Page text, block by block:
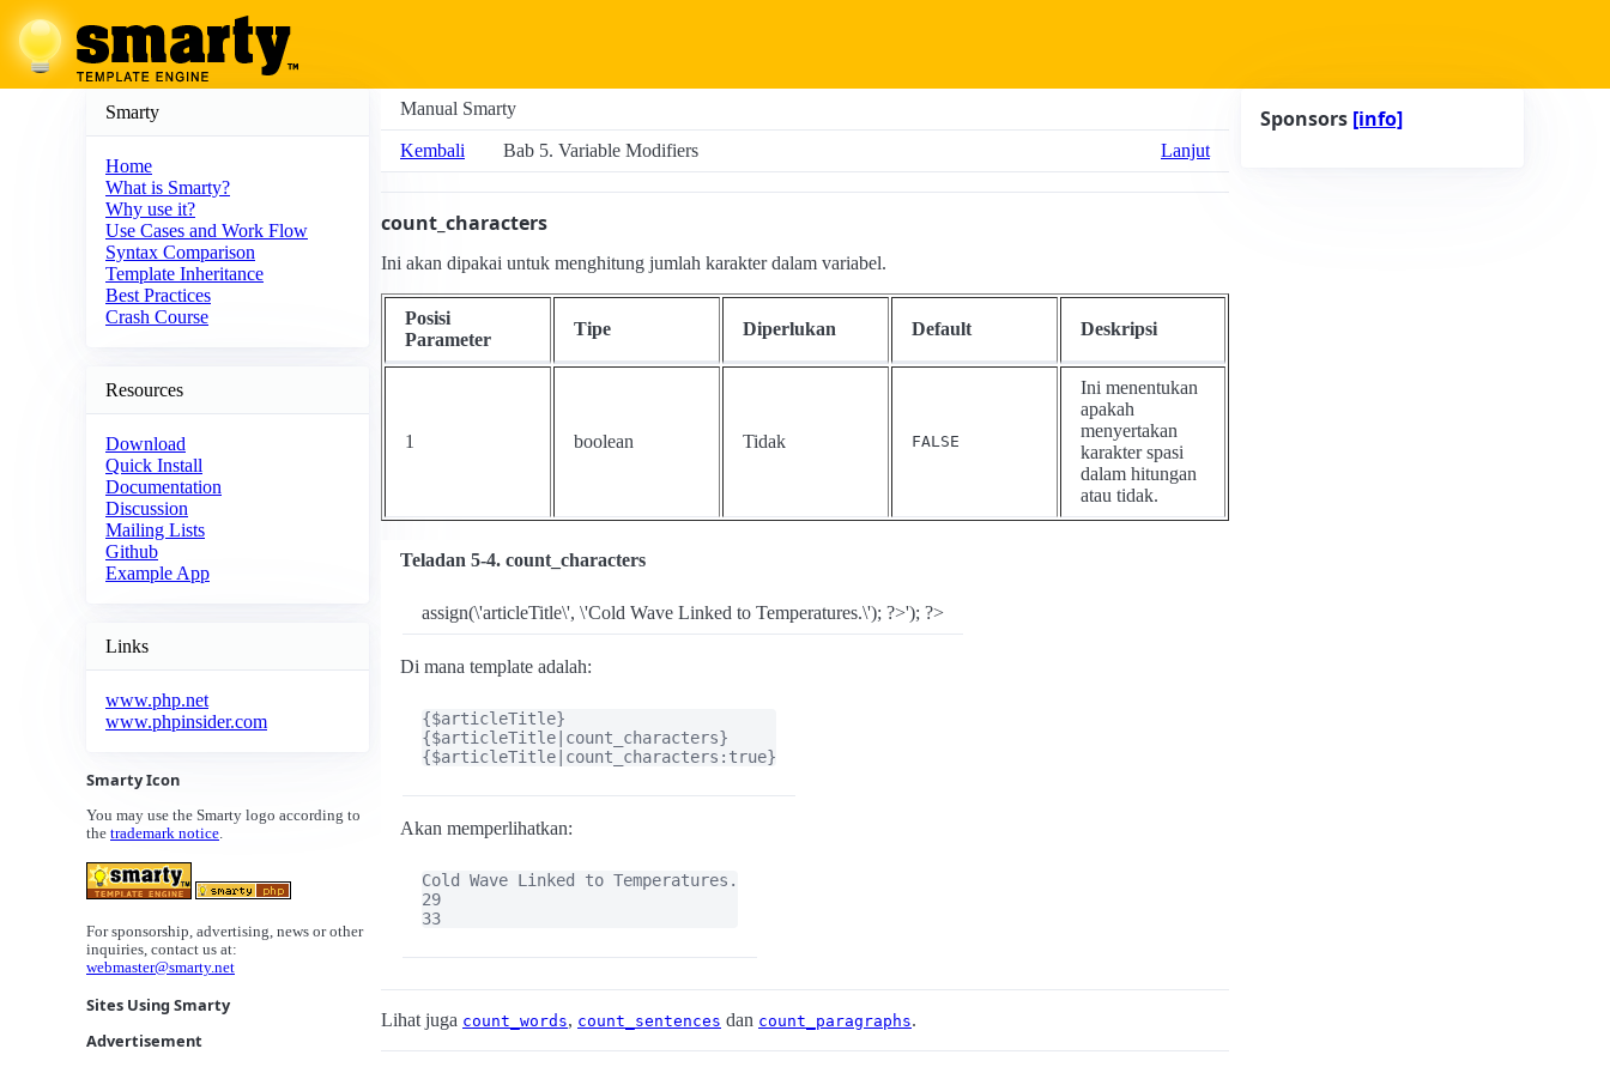
Smarty
Home
What is Smarty?
Why use it?
Use Cases and Work Flow
Syntax Comparison
Template Inheritance
Best Practices
Crash Course
Resources
Download
Quick Install
Documentation
Discussion
Mailing Lists
Github
Example App
Links
www.php.net
www.phpinsider.com
Smarty Icon
You may use the Smarty logo according to
the trademark notice.
For sponsorship, advertising, news or other
inquiries, contact us at:
webmaster@smarty.net
Sites Using Smarty
Advertisement
Manual Smarty
Kembali Bab 5. Variable Modifiers Lanjut
count_characters
Ini akan dipakai untuk menghitung jumlah karakter dalam variabel.
Posisi
Parameter
Tipe Diperlukan Default Deskripsi
1 boolean Tidak FALSE
Ini menentukan
apakah
menyertakan
karakter spasi
dalam hitungan
atau tidak.
Teladan 5-4. count_characters
assign(\'articleTitle\', \'Cold Wave Linked to Temperatures.\'); ?>'); ?>
Di mana template adalah:
{$articleTitle}
{$articleTitle|count_characters}
{$articleTitle|count_characters:true}
Akan memperlihatkan:
Cold Wave Linked to Temperatures.
29
33
Lihat juga count_words, count_sentences dan count_paragraphs.
Sponsors [info]